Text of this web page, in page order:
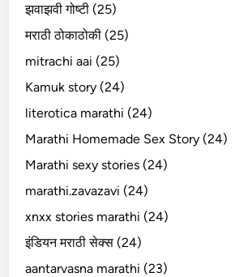
झवाझवी गोष्टी (25)
मराठी ठोकाठोकी (25)
mitrachi aai (25)
Kamuk story (24)
literotica marathi (24)
Marathi Homemade Sex Story (24)
Marathi sexy stories (24)
marathi.zavazavi (24)
xnxx stories marathi (24)
इंडियन मराठी सेक्स (24)
aantarvasna marathi (23)